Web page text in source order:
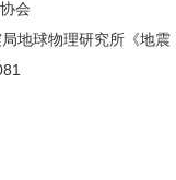
会
地球物理研究所《地震